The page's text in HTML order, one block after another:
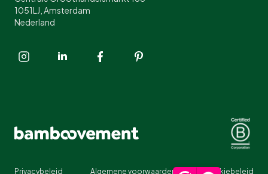
1051LJ, Amsterdam
Nederland
Privacybeleid Algemene voorwaarden Cookiebeleid